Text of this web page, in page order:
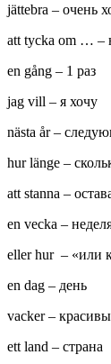
jättebra – очень
att tycka om … –
en gång – 1 раз
jag vill – я хочу
nästa år –
hur länge –
att stanna –
en vecka –
eller hur – «или
en dag – день
vacker –
ett land – страна